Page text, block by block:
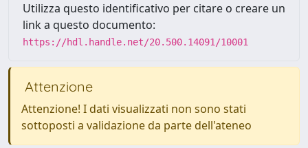
Utilizza questo identificativo per citare o creare un
link a questo documento:
https://hdl.handle.net/20.500.14091/10001
Attenzione
Attenzione! I dati visualizzati non sono stati
sottoposti a validazione da parte dell'ateneo